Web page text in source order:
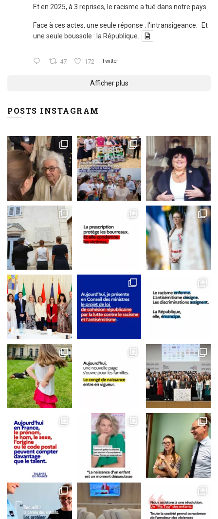
Et en 2025, à 3 reprises, le racisme a tué dans notre pays.
Face à ces actes, une seule réponse : l'intransigeance. Et
une seule boussole : la République.
47 172 Twitter
Afficher plus
POSTS INSTAGRAM